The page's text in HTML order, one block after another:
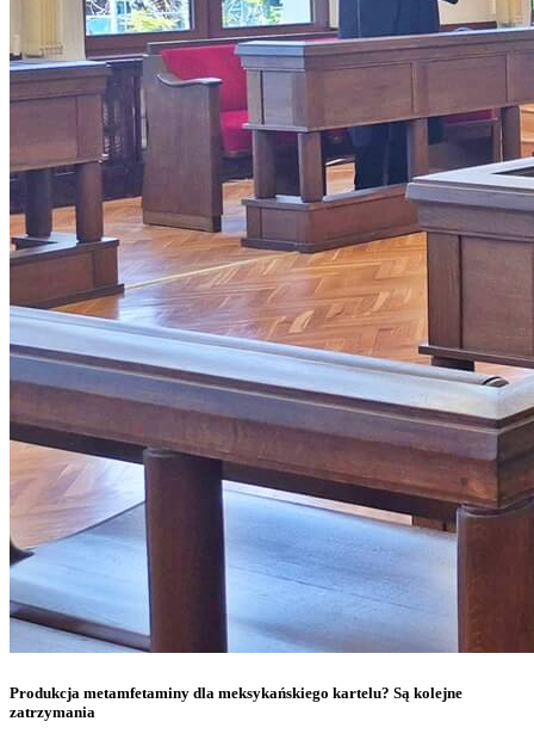
Produkcja metamfetaminy dla meksykańskiego kartelu? Są kolejne
zatrzymania